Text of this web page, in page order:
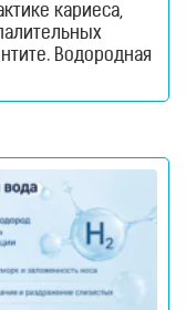
кариеса,
Водородная
с помощью
в межзубных